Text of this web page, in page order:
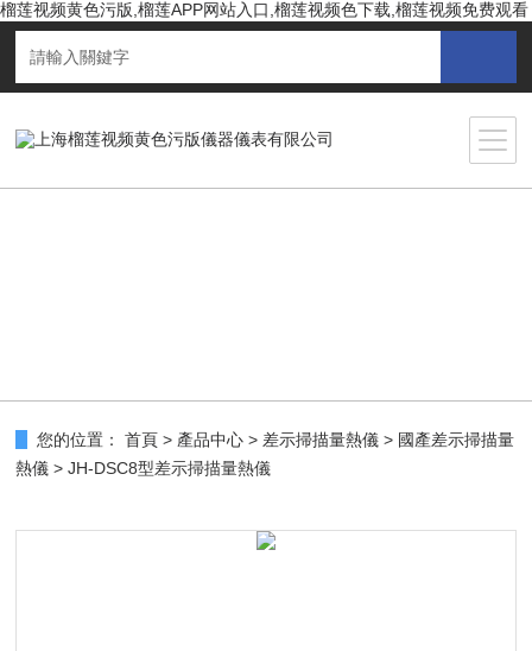
榴莲视频黄色污版,榴莲APP网站入口,榴莲视频色下载,榴莲视频免费观看
您的位置： 首頁 > 產品中心 > 差示掃描量熱儀 > 國產差示掃描量
熱儀 > JH-DSC8型差示掃描量熱儀